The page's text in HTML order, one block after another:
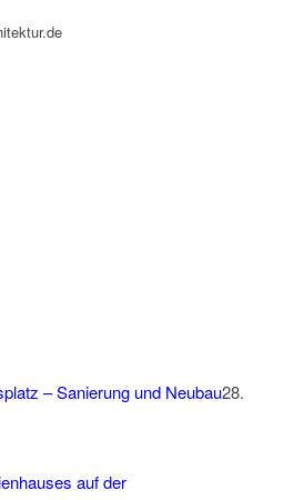
– Sanierung und Neubau28.
auf der